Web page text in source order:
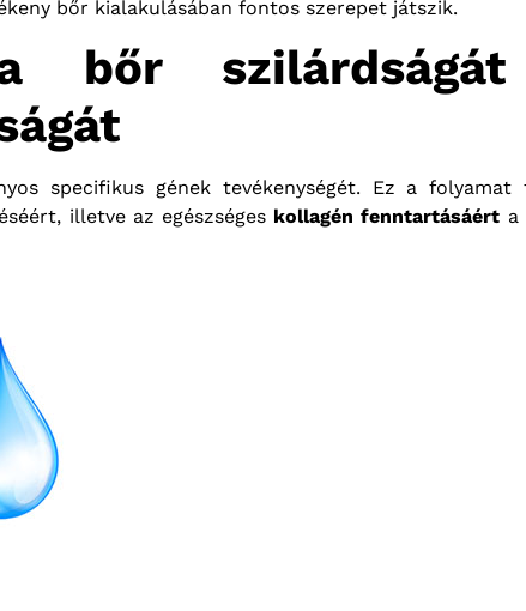
bőr kialakulásában fontos szerepet játszik.
bőr
specifikus gének tevékenységét. Ez a folyamat
illetve az egészséges kollagén fenntartásáért a